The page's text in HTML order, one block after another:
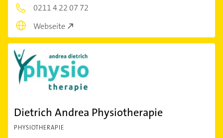
0211 4 22 07 72
Webseite
Dietrich Andrea Physiotherapie
PHYSIOTHERAPIE